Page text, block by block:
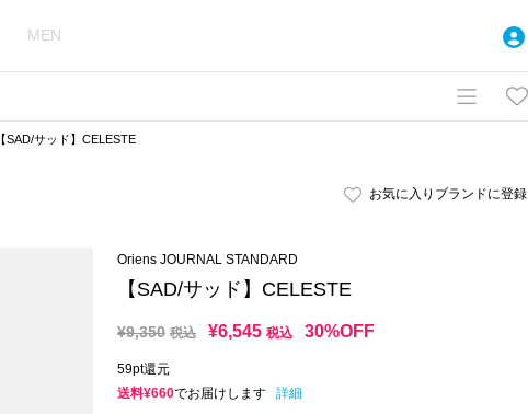
MEN
【SAD/サッド】CELESTE
お気に入りブランドに登録
Oriens JOURNAL STANDARD
【SAD/サッド】CELESTE
¥9,350 税込 ¥6,545 税込 30%OFF
59pt還元
送料¥660でお届けします 詳細